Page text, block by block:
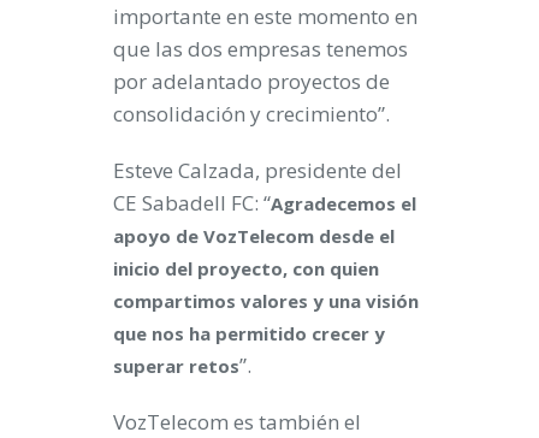
importante en este momento en
que las dos empresas tenemos
por adelantado proyectos de
consolidación y crecimiento”.
Esteve Calzada, presidente del
CE Sabadell FC: “Agradecemos el
apoyo de VozTelecom desde el
inicio del proyecto, con quien
compartimos valores y una visión
que nos ha permitido crecer y
superar retos”.
VozTelecom es también el